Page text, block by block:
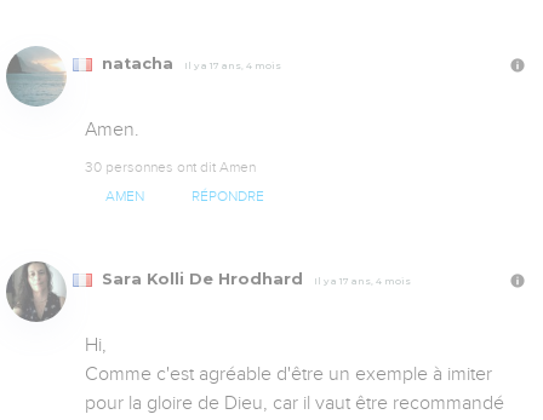
natacha Il y a 17 ans, 4 mois
Amen.
30 personnes ont dit Amen
AMEN RÉPONDRE
Sara Kolli De Hrodhard Il y a 17 ans, 4 mois
Hi,
Comme c'est agréable d'être un exemple à imiter
pour la gloire de Dieu, car il vaut être recommandé